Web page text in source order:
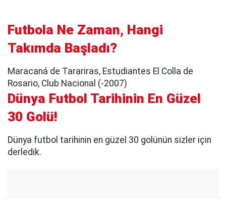
Futbola Ne Zaman, Hangi
Takımda Başladı?
Maracaná de Tarariras, Estudiantes El Colla de
Rosario, Club Nacional (-2007)
Dünya Futbol Tarihinin En Güzel
30 Golü!
Dünya futbol tarihinin en güzel 30 golünün sizler için
derledik.